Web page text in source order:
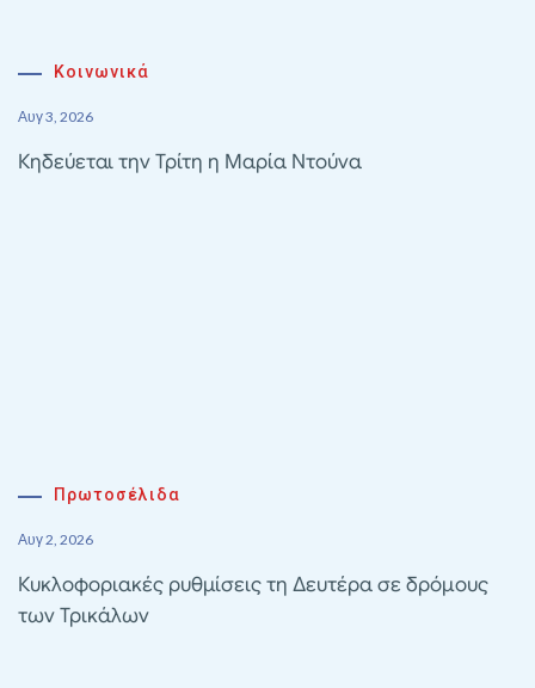
Κοινωνικά
Αυγ 3, 2026
Κηδεύεται την Τρίτη η Μαρία Ντούνα
Πρωτοσέλιδα
Αυγ 2, 2026
Κυκλοφοριακές ρυθμίσεις τη Δευτέρα σε δρόμους
των Τρικάλων